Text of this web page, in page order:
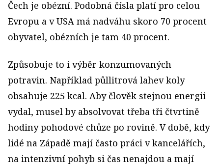
Čech je obézní. Podobná čísla platí pro celou
Evropu a v USA má nadváhu skoro 70 procent
obyvatel, obézních je tam 40 procent.
Způsobuje to i výběr konzumovaných
potravin. Například půllitrová lahev koly
obsahuje 225 kcal. Aby člověk stejnou energii
vydal, musel by absolvovat třeba tři čtvrtině
hodiny pohodové chůze po rovině. V době, kdy
lidé na Západě mají často práci v kancelářích,
na intenzivní pohyb si čas nenajdou a mají